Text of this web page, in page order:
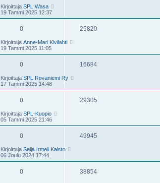
Kirjoittaja SPL Wasa
19 Tammi 2025 12:37
0 25820
Kirjoittaja Anne-Mari Kivilahti
19 Tammi 2025 11:05
0 16684
Kirjoittaja SPL Rovaniemi Ry
17 Tammi 2025 14:48
0 29305
Kirjoittaja SPL-Kuopio
05 Tammi 2025 21:46
0 49945
Kirjoittaja Seija Irmeli Kaisto
06 Joulu 2024 17:44
0 38854